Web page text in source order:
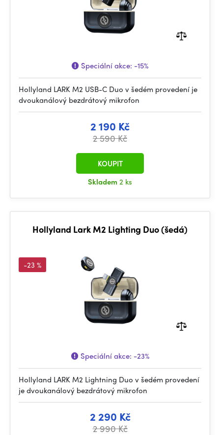
Speciální akce: -15%
Hollyland LARK M2 USB-C Duo v šedém provedení je
dvoukanálový bezdrátový mikrofon
2 190 Kč
2 590 Kč
Skladem2 ks
KOUPIT
Hollyland Lark M2 Lighting Duo (šedá)
-23 %
Speciální akce: -23%
Hollyland LARK M2 Lightning Duo v šedém provedení
je dvoukanálový bezdrátový mikrofon
2 290 Kč
2 990 Kč